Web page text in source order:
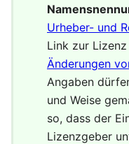
Urheber- und
Link zur
Änderungen
Angaben
und Weise
so, dass der
Lizenzgeber